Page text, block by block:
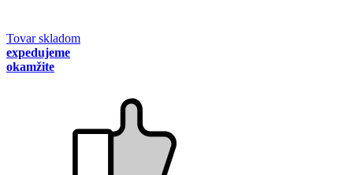
Tovar skladom
expedujeme
okamžite